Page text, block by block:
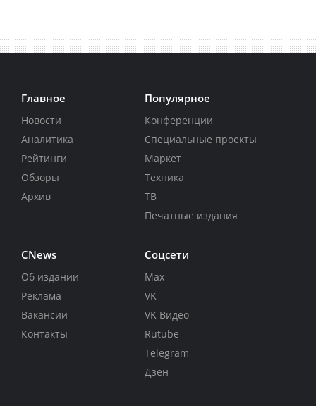
Главное
Новости
Аналитика
Рейтинги
Обзоры
Архив
Популярное
Конференции
Специальные проекты
Маркет
Техника
ТВ
Печатные издания
CNews
Об издании
Реклама
Вакансии
Контакты
Соцсети
Max
VK
VK Видео
Rutube
Telegram
Дзен